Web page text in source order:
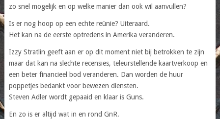
zo snel mogelijk en op welke manier dan ook wil aanvullen?
Is er nog hoop op een echte reünie? Uiteraard.
Het kan na de eerste optredens in Amerika veranderen.
Izzy Stratlin geeft aan er op dit moment niet bij betrokken te zijn
maar dat kan na slechte recensies, teleurstellende kaartverkoop en
een beter financieel bod veranderen. Dan worden de huur
poppetjes bedankt voor bewezen diensten.
Steven Adler wordt gepaaid en klaar is Guns.
En zo is er altijd wat in en rond GnR.